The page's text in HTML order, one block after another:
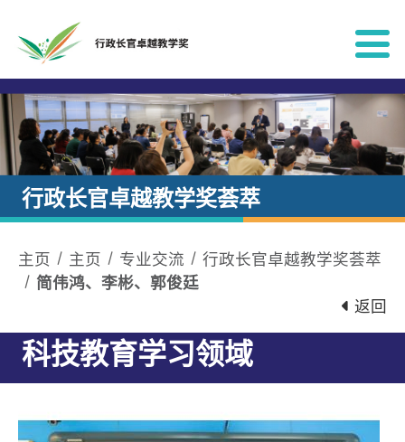
行政长官卓越教学奖荟萃
主页 主页 专业交流
行政长官卓越教学奖荟萃
简伟鸿、李彬、郭俊廷
返回
科技教育学习领域